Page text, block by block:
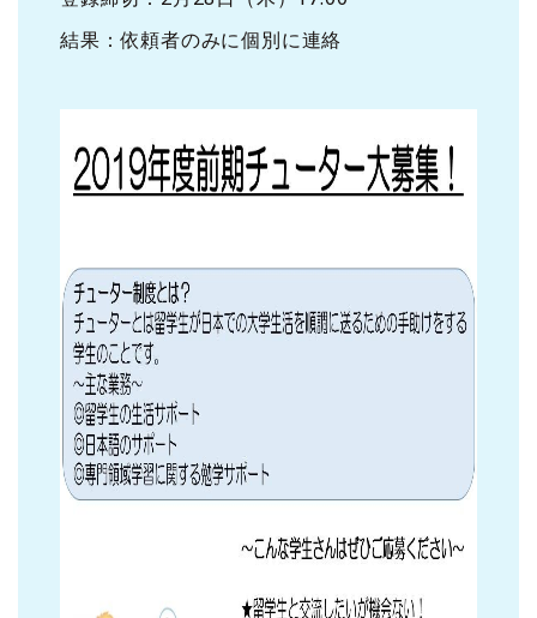
結果：依頼者のみに個別に連絡